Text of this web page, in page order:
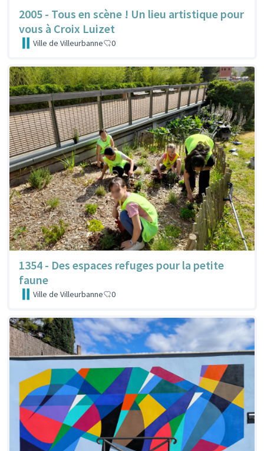
2005 - Tous en scène ! Un lieu artistique pour
vous à Croix Luizet
Ville de Villeurbanne 0
1354 - Des espaces refuges pour la petite
faune
Ville de Villeurbanne 0